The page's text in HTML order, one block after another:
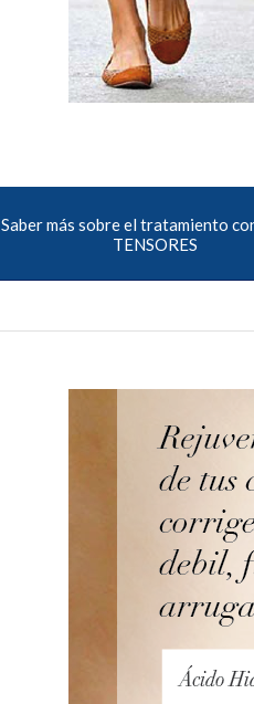
Saber más sobre el tratamiento
TENSORES